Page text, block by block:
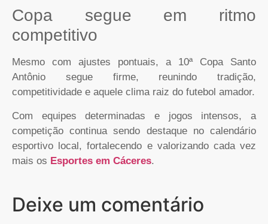
Copa segue em ritmo
competitivo
Mesmo com ajustes pontuais, a 10ª Copa Santo
Antônio segue firme, reunindo tradição,
competitividade e aquele clima raiz do futebol amador.
Com equipes determinadas e jogos intensos, a
competição continua sendo destaque no calendário
esportivo local, fortalecendo e valorizando cada vez
mais os Esportes em Cáceres.
Deixe um comentário